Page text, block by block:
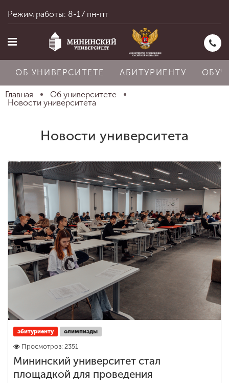
Об университете
Абитуриенту
Обучение
Наука
Международная
деятельность
Другие виды
деятельности
Режим работы: 8-17 пн-пт
ОБ УНИВЕРСИТЕТЕ АБИТУРИЕНТУ
Главная
Об университете
Новости университета
Новости университета
абитуриенту олимпиады
Просмотров: 2351
Мининский университет стал
площадкой для проведения